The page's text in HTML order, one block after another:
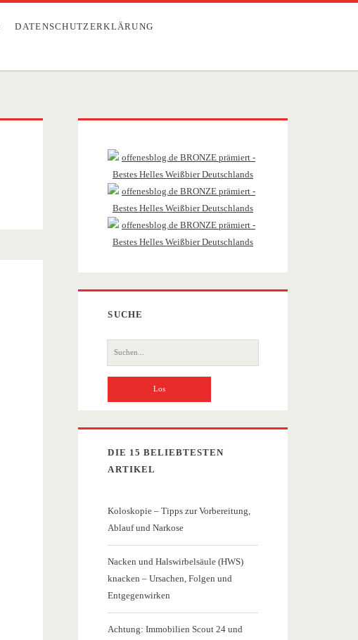
DATENSCHUTZERKLÄRUNG
Sidebar
SUCHE
Suche
nach:
DIE 15 BELIEBTESTEN
ARTIKEL
Koloskopie – Tipps zur Vorbereitung,
Ablauf und Narkose
Nacken und Halswirbelsäule (HWS)
knacken – Ursachen, Folgen und
Entgegenwirken
Achtung: Immobilien Scout 24 und